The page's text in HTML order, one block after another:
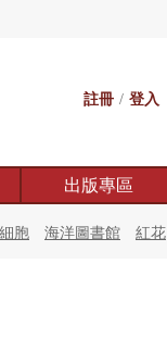
註冊 / 登入
出版專區
胞 海洋圖書館 紅花